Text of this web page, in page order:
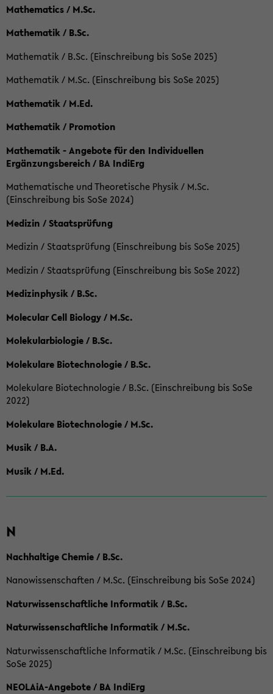
Mathematics / M.Sc.
Mathematik / B.Sc.
Mathematik / B.Sc. (Einschreibung bis SoSe 2025)
Mathematik / M.Sc. (Einschreibung bis SoSe 2025)
Mathematik / M.Ed.
Mathematik / Promotion
Mathematik - Angebote für den Individuellen
Ergänzungsbereich / BA IndiErg
Mathematische und Theoretische Physik / M.Sc.
(Einschreibung bis SoSe 2024)
Medizin / Staatsprüfung
Medizin / Staatsprüfung (Einschreibung bis SoSe 2025)
Medizin / Staatsprüfung (Einschreibung bis SoSe 2022)
Medizinphysik / B.Sc.
Molecular Cell Biology / M.Sc.
Molekularbiologie / B.Sc.
Molekulare Biotechnologie / B.Sc.
Molekulare Biotechnologie / B.Sc. (Einschreibung bis SoSe
2022)
Molekulare Biotechnologie / M.Sc.
Musik / B.A.
Musik / M.Ed.
N
Nachhaltige Chemie / B.Sc.
Nanowissenschaften / M.Sc. (Einschreibung bis SoSe 2024)
Naturwissenschaftliche Informatik / B.Sc.
Naturwissenschaftliche Informatik / M.Sc.
Naturwissenschaftliche Informatik / M.Sc. (Einschreibung bis
SoSe 2025)
NEOLAiA-Angebote / BA IndiErg